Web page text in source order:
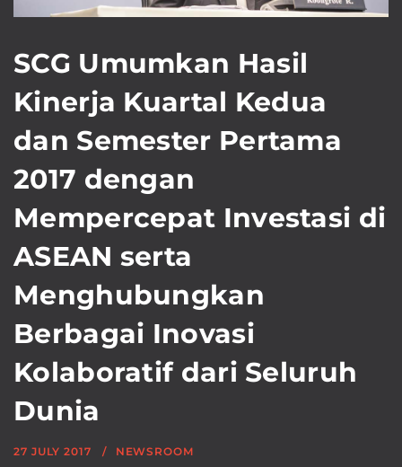
SCG Umumkan Hasil
Kinerja Kuartal Kedua
dan Semester Pertama
2017 dengan
Mempercepat Investasi di
ASEAN serta
Menghubungkan
Berbagai Inovasi
Kolaboratif dari Seluruh
Dunia
27 JULY 2017 NEWSROOM